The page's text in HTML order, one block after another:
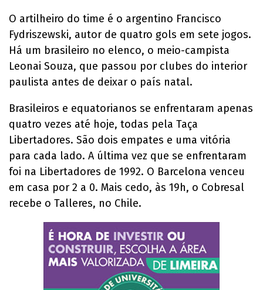
O artilheiro do time é o argentino Francisco
Fydriszewski, autor de quatro gols em sete jogos.
Há um brasileiro no elenco, o meio-campista
Leonai Souza, que passou por clubes do interior
paulista antes de deixar o país natal.
Brasileiros e equatorianos se enfrentaram apenas
quatro vezes até hoje, todas pela Taça
Libertadores. São dois empates e uma vitória
para cada lado. A última vez que se enfrentaram
foi na Libertadores de 1992. O Barcelona venceu
em casa por 2 a 0. Mais cedo, às 19h, o Cobresal
recebe o Talleres, no Chile.